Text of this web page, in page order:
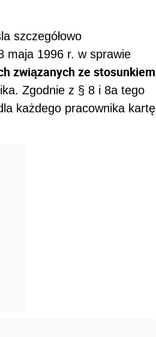
szczegółowo
maja 1996 r. w sprawie
związanych ze stosunkiem
Zgodnie z § 8 i 8a tego
każdego pracownika kartę